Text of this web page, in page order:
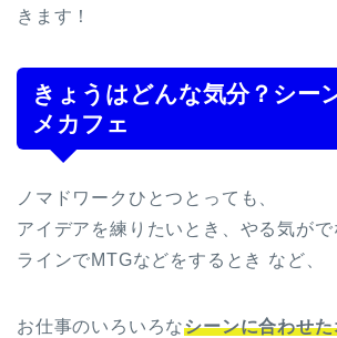
きます！
きょうはどんな気分？シー
メカフェ
ノマドワークひとつとっても、
アイデアを練りたいとき、やる気が
ラインでMTGなどをするとき など、
お仕事のいろいろなシーンに合わせ